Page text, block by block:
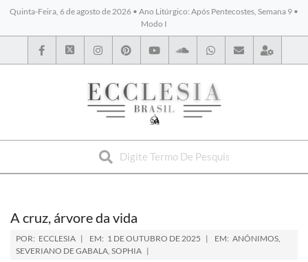
Quinta-Feira, 6 de agosto de 2026 • Ano Litúrgico: Após Pentecostes, Semana 9 •
Modo I
BYBLOS
A cruz, árvore da vida
POR: ECCLESIA EM: 1 DE OUTUBRO DE 2025 EM: ANÔNIMOS,
SEVERIANO DE GABALA, SOPHIA